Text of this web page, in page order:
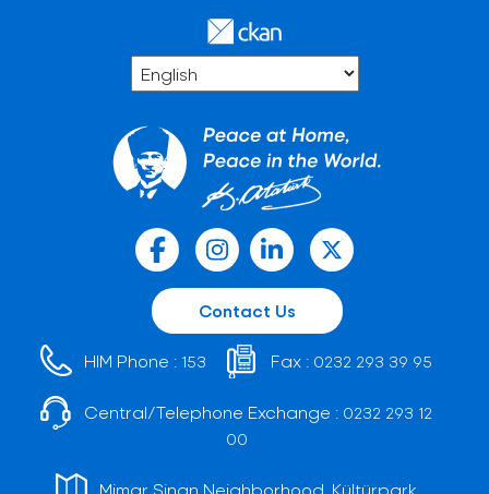
Contact Us
HIM Phone : 153 Fax : 0232 293 39 95
Central/Telephone Exchange : 0232 293 12
00
Mimar Sinan Neighborhood, Kültürpark